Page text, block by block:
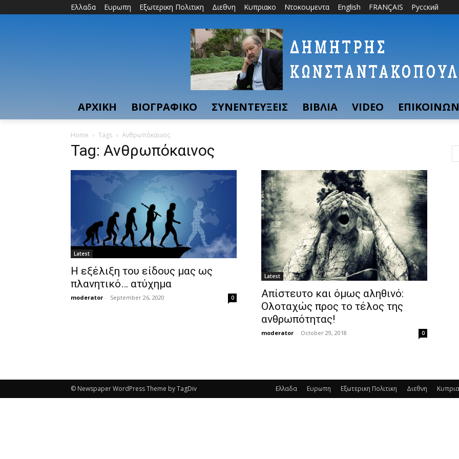
Ελλαδα Ευρωπη Εξωτερικη Πολιτικη Διεθνη Κυπριακο Ντοκουμεντα English FRANÇAIS Русский
ΑΡΧΙΚΗ ΒΙΟΓΡΑΦΙΚΟ ΣΥΝΕΝΤΕΥΞΕΙΣ ΒΙΒΛΙΑ VIDEO
Home Tags Ανθρωπόκαινος
Tag: Ανθρωπόκαινος
Latest
Η εξέλιξη του είδους μας ως
πλανητικό… ατύχημα
moderator - September 26, 2020 0
Latest
Απίστευτο και όμως αληθινό:
Ολοταχώς προς το τέλος της
ανθρωπότητας!
moderator - October 29, 2018 0
Ελλαδα Ευρωπη Εξωτερικη Πολιτικη Διεθνη
© Newspaper WordPress Theme by TagDiv